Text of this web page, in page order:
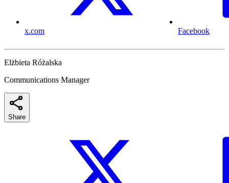
x.com Facebook
Elżbieta Różalska
Communications Manager
Share